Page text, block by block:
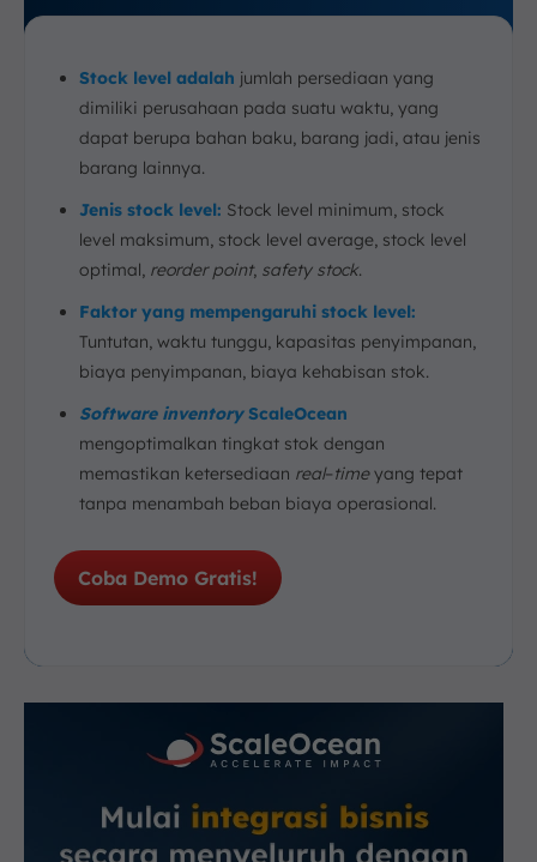
Stock level adalah jumlah persediaan yang
dimiliki perusahaan pada suatu waktu, yang
dapat berupa bahan baku, barang jadi, atau jenis
barang lainnya.
Jenis stock level: Stock level minimum, stock
level maksimum, stock level average, stock level
optimal, reorder point, safety stock.
Faktor yang mempengaruhi stock level:
Tuntutan, waktu tunggu, kapasitas penyimpanan,
biaya penyimpanan, biaya kehabisan stok.
Software inventoryScaleOcean
mengoptimalkan tingkat stok dengan
memastikan ketersediaan real–timeyang tepat
tanpa menambah beban biaya operasional.
Coba Demo Gratis!